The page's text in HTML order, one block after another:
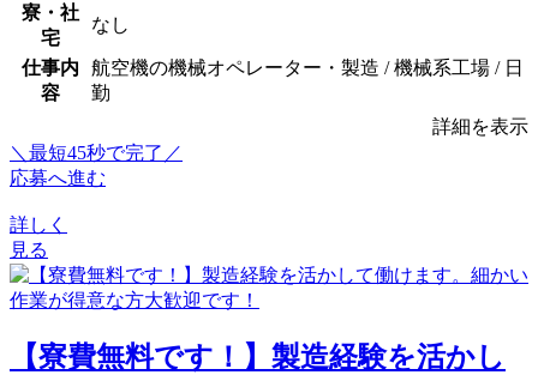
寮・社
宅
なし
仕事内
容
航空機の機械オペレーター・製造 / 機械系工場 / 日
勤
詳細を表示
＼最短45秒で完了／
応募へ進む
詳しく
見る
【寮費無料です！】製造経験を活かし